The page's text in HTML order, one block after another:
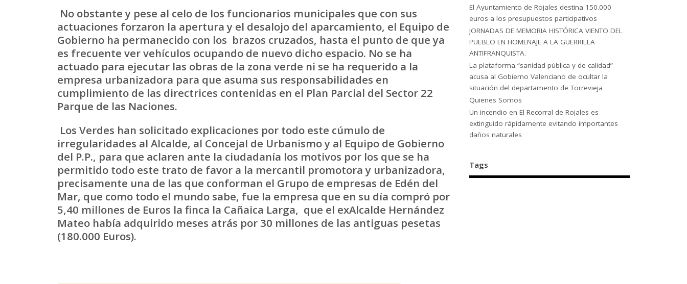
No obstante y pese al celo de los funcionarios municipales que con sus
actuaciones forzaron la apertura y el desalojo del aparcamiento, el Equipo de
Gobierno ha permanecido con los brazos cruzados, hasta el punto de que ya
es frecuente ver vehículos ocupando de nuevo dicho espacio. No se ha
actuado para ejecutar las obras de la zona verde ni se ha requerido a la
empresa urbanizadora para que asuma sus responsabilidades en
cumplimiento de las directrices contenidas en el Plan Parcial del Sector 22
Parque de las Naciones.
Los Verdes han solicitado explicaciones por todo este cúmulo de
irregularidades al Alcalde, al Concejal de Urbanismo y al Equipo de Gobierno
del P.P., para que aclaren ante la ciudadanía los motivos por los que se ha
permitido todo este trato de favor a la mercantil promotora y urbanizadora,
precisamente una de las que conforman el Grupo de empresas de Edén del
Mar, que como todo el mundo sabe, fue la empresa que en su día compró por
5,40 millones de Euros la finca la Cañaica Larga, que el exAlcalde Hernández
Mateo había adquirido meses atrás por 30 millones de las antiguas pesetas
(180.000 Euros).
El Ayuntamiento de Rojales destina 150.000
euros a los presupuestos participativos
JORNADAS DE MEMORIA HISTÓRICA VIENTO DEL
PUEBLO EN HOMENAJE A LA GUERRILLA
ANTIFRANQUISTA.
La plataforma “sanidad pública y de calidad”
acusa al Gobierno Valenciano de ocultar la
situación del departamento de Torrevieja
Quienes Somos
Un incendio en El Recorral de Rojales es
extinguido rápidamente evitando importantes
daños naturales
Tags